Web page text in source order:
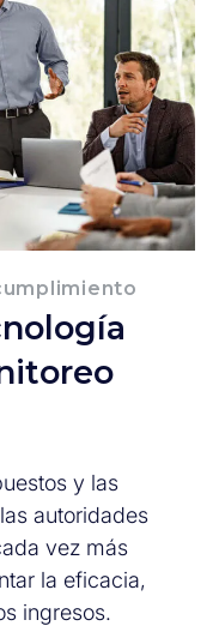
y las
autoridades
vez más
la eficacia,
ingresos.